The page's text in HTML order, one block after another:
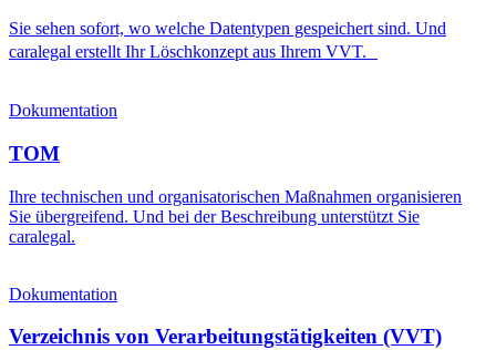
Sie sehen sofort, wo welche Datentypen gespeichert sind. Und
caralegal erstellt Ihr Löschkonzept aus Ihrem VVT.
Dokumentation
TOM
Ihre technischen und organisatorischen Maßnahmen organisieren
Sie übergreifend. Und bei der Beschreibung unterstützt Sie
caralegal.
Dokumentation
Verzeichnis von Verarbeitungstätigkeiten (VVT)